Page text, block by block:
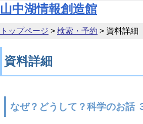
本文へ移動
山中湖情報創造館
トップページ > 検索・予約 > 資料詳細
資料詳細
なぜ？どうして？科学のお話